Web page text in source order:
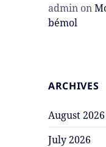
admin on
bémol
ARCHIVES
August 2026
July 2026